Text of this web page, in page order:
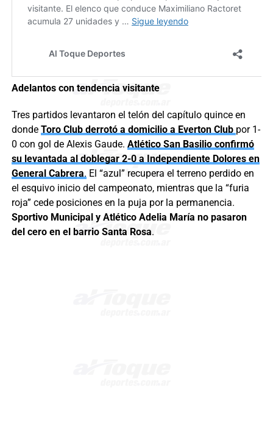
Adelantos con tendencia visitante
Tres partidos levantaron el telón del capítulo quince en
donde Toro Club derrotó a domicilio a Everton Club por 1-
0 con gol de Alexis Gaude. Atlético San Basilio confirmó
su levantada al doblegar 2-0 a Independiente Dolores en
General Cabrera. El “azul” recupera el terreno perdido en
el esquivo inicio del campeonato, mientras que la “furia
roja” cede posiciones en la puja por la permanencia.
Sportivo Municipal y Atlético Adelia María no pasaron
del cero en el barrio Santa Rosa.